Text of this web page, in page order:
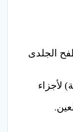
الجلدى
لأجزاء